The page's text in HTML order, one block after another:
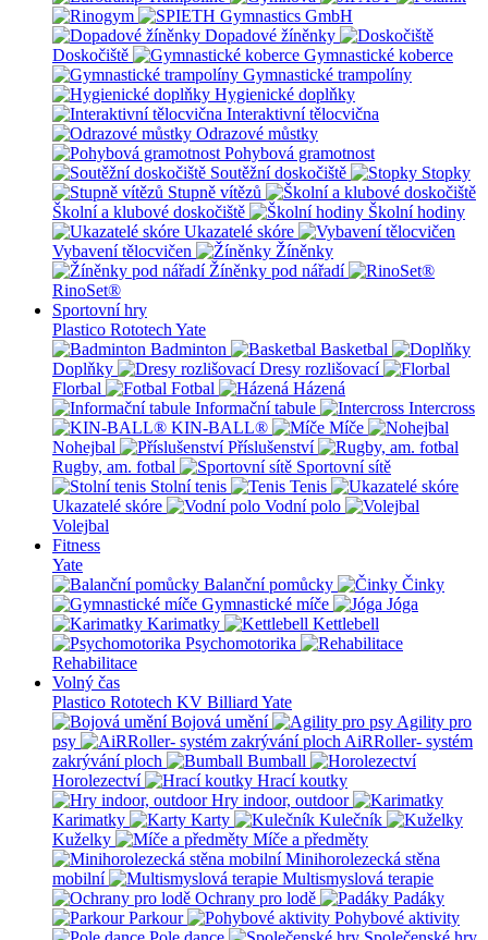
Dopadové žíněnky
Doskočiště
Gymnastické koberce
Gymnastické trampolíny
Hygienické doplňky
Interaktivní tělocvična
Odrazové můstky
Pohybová gramotnost
Soutěžní doskočiště
Stopky
Stupně vítězů
Školní a klubové doskočiště
Školní hodiny
Ukazatelé skóre
Vybavení tělocvičen
Žíněnky
Žíněnky pod nářadí
RinoSet®
Sportovní hry
Plastico Rototech Yate
Badminton
Basketbal
Doplňky
Dresy rozlišovací
Florbal
Fotbal
Házená
Informační tabule
Intercross
KIN-BALL®
Míče
Nohejbal
Příslušenství
Rugby, am. fotbal
Sportovní sítě
Stolní tenis
Tenis
Ukazatelé skóre
Vodní polo
Volejbal
Fitness
Yate
Balanční pomůcky
Činky
Gymnastické míče
Jóga
Karimatky
Kettlebell
Psychomotorika
Rehabilitace
Volný čas
Plastico Rototech KV Billiard Yate
Bojová umění
Agility pro
psy
AiRRoller- systém
zakrývání ploch
Bumball
Horolezectví
Hrací koutky
Hry indoor, outdoor
Karimatky
Karty
Kulečník
Kuželky
Míče a předměty
Minihorolezecká stěna
mobilní
Multismyslová terapie
Ochrany pro lodě
Padáky
Parkour
Pohybové aktivity